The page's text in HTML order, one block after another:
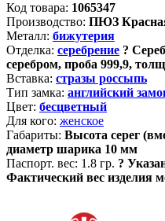
Код товара: 1065347
Производство: ПЮЗ
Металл: бижутерия
Отделка: серебрение ?
серебром, проба 999,9,
Вставка: стразы россыпь
Тип замка: английский
Цвет: бесцветный
Для кого: женское
Габариты: Высота серег
диаметр шарика 10 мм
Паспорт. вес: 1.8 гр. ?
Фактический вес изделия